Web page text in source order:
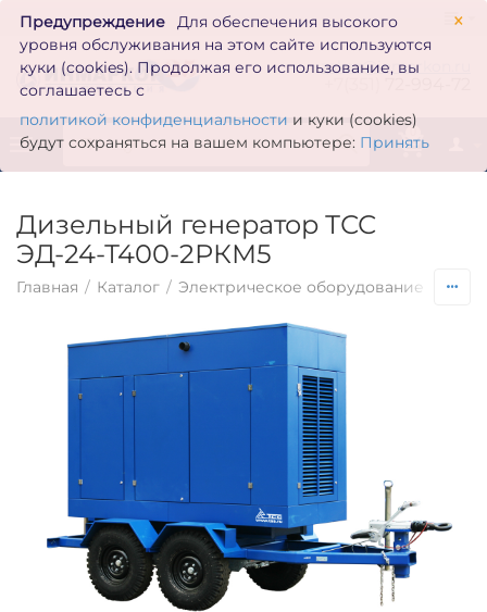
×
Предупреждение
Для обеспечения высокого
уровня обслуживания на этом сайте используются
куки (cookies). Продолжая его использование, вы
соглашаетесь с
политикой конфиденциальности и куки (cookies)
будут сохраняться на вашем компьютере: Принять
zakaz@inmarkon.ru
0
Дизельный генератор ТСС
ЭД-24-Т400-2РКМ5
Главная / Каталог / Электрическое оборудование